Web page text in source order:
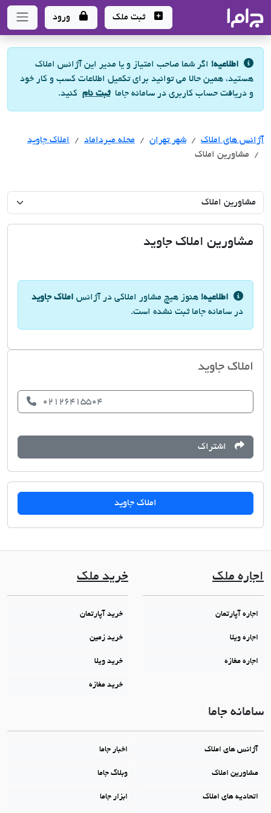
- سامانه جامع املاک و مشاورین املاک
ثبت ملک ورود
اطلاعیه! اگر شما صاحب امتیاز و یا مدیر این آژانس املاک
هستید، همین حالا می توانید برای تکمیل اطلاعات کسب و کار خود
و دریافت حساب کاربری در سامانه جاماثبت نام کنید.
آژانس های املاک آژانس های املاک
شهر تهران آژانس های املاک
محله میرداماد
املاک جاوید
مشاورین املاک
مشاورین املاک جاوید
اطلاعیه! هنوز هیچ مشاور املاکی در آژانس املاک جاوید
در سامانه جاما ثبت نشده است.
املاک جاوید
02126415504
اشتراک
املاک جاوید
اجاره ملک
اجاره آپارتمان
اجاره ویلا
اجاره مغازه
خرید ملک
خرید آپارتمان
خرید زمین
خرید ویلا
خرید مغازه
سامانه جاما
آژانس های املاک اخبار جاما
مشاورین املاک وبلاگ جاما
اتحادیه های املاک ابزار جاما